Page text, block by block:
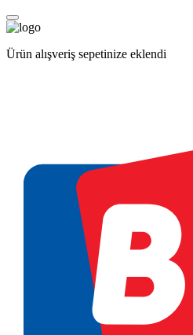
Ürün alışveriş sepetinize eklendi